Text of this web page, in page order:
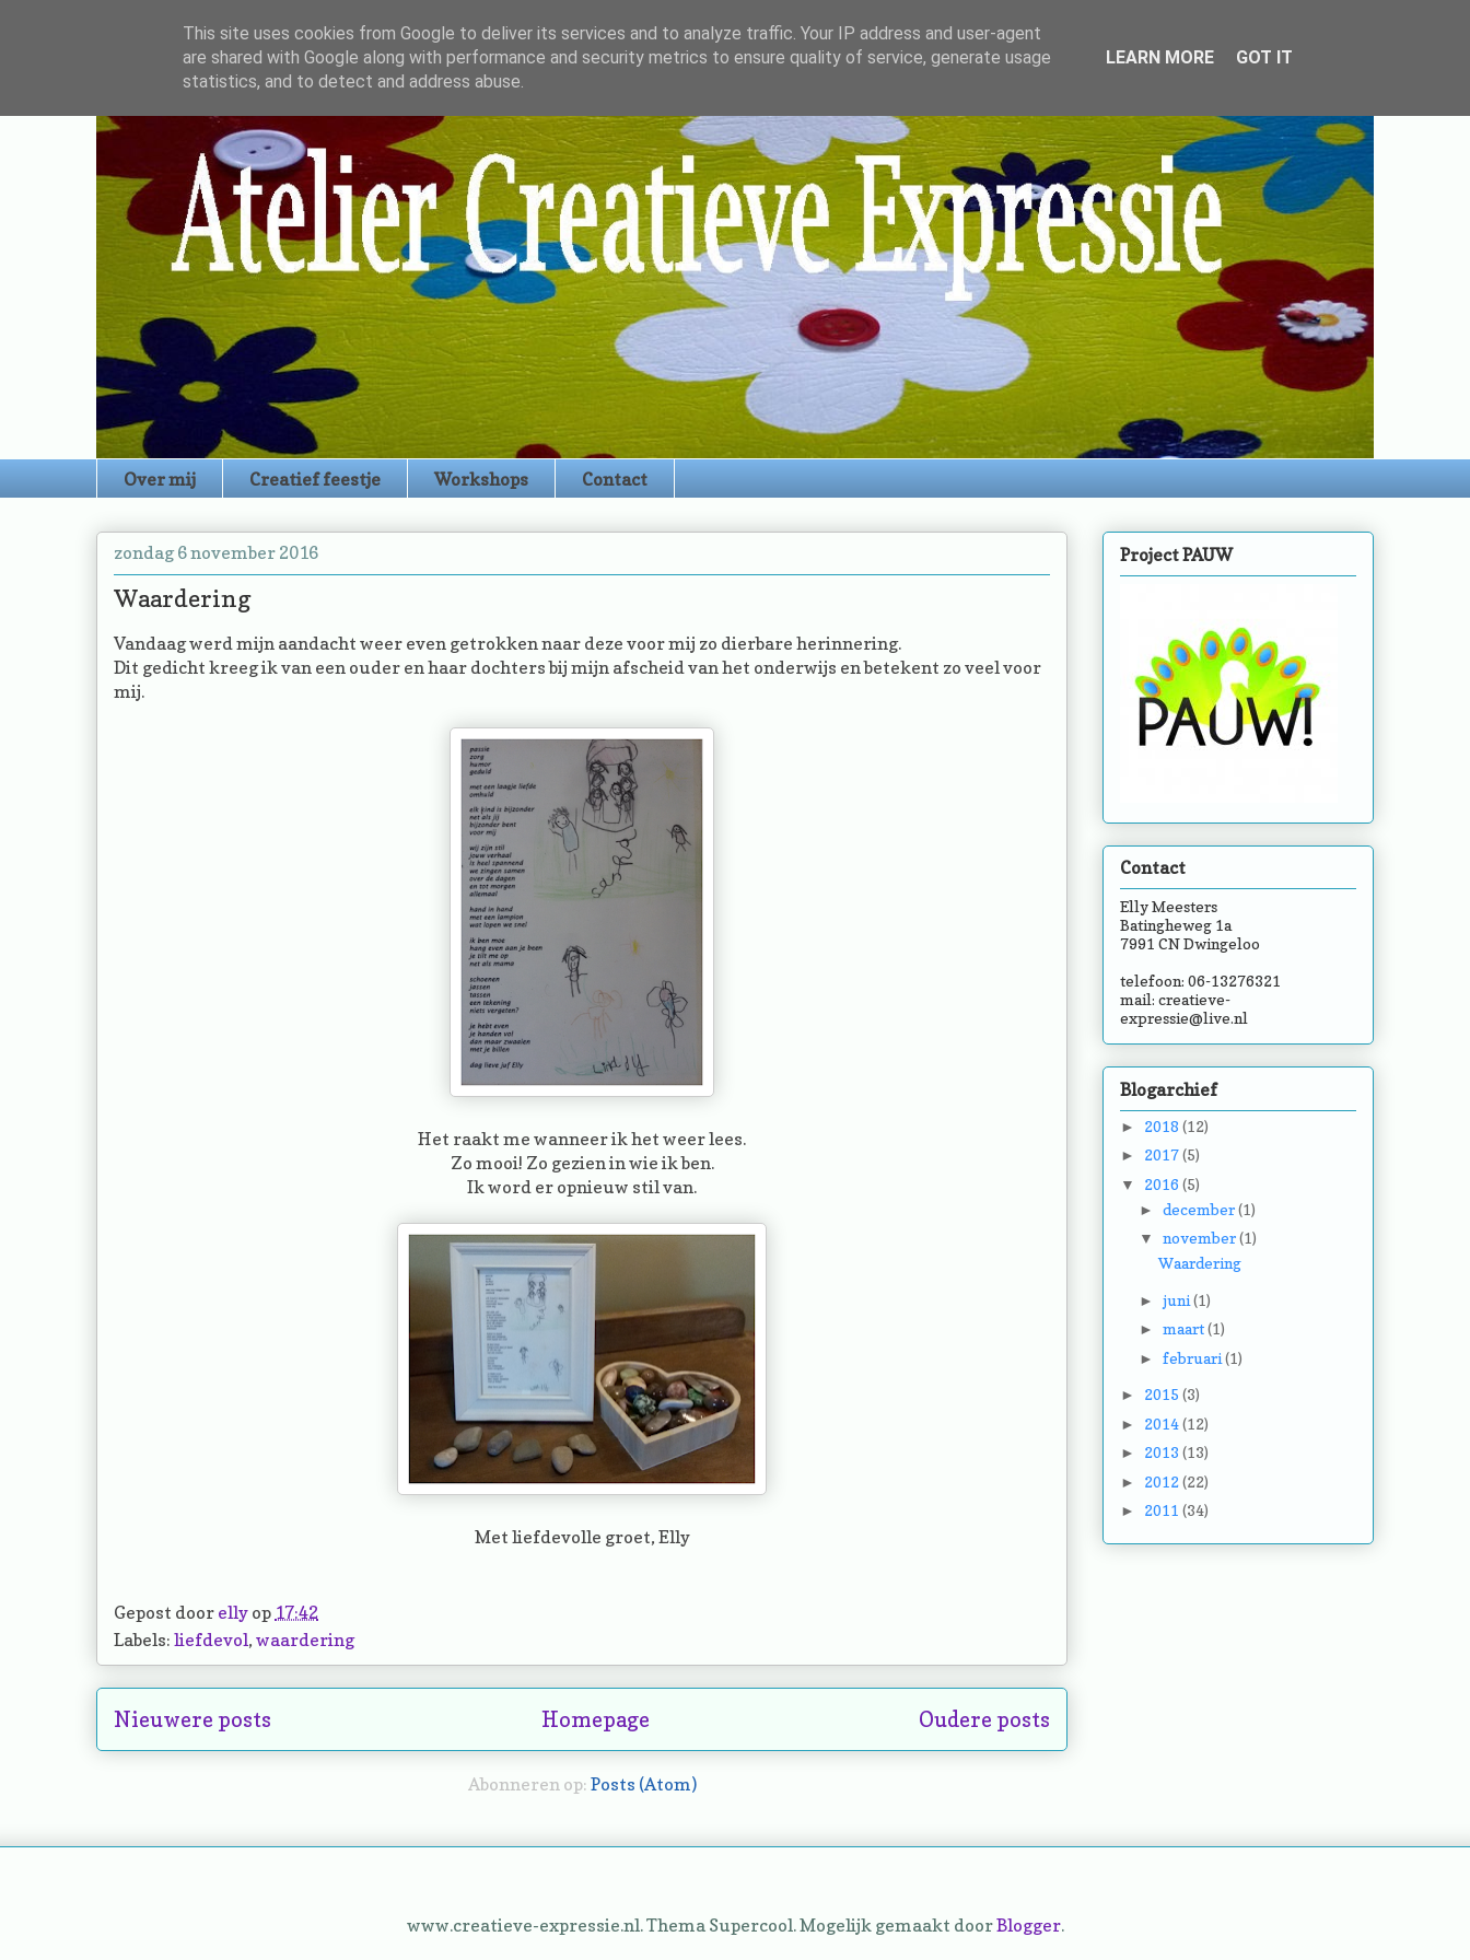
Over mij Creatief feestje Workshops Contact
zondag 6 november 2016
Waardering
Vandaag werd mijn aandacht weer even getrokken naar deze voor mij zo dierbare herinnering.
Dit gedicht kreeg ik van een ouder en haar dochters bij mijn afscheid van het onderwijs en betekent zo veel voor
mij.
Het raakt me wanneer ik het weer lees.
Zo mooi! Zo gezien in wie ik ben.
Ik word er opnieuw stil van.
Met liefdevolle groet, Elly
Gepost door elly op 17:42
Labels: liefdevol, waardering
Nieuwere posts Oudere posts
Homepage
Abonneren op: Posts (Atom)
Project PAUW
Contact
Elly Meesters
Batingheweg 1a
7991 CN Dwingeloo
telefoon: 06-13276321
mail: creatieve-
expressie@live.nl
Blogarchief
► 2018 (12)
► 2017(5)
▼ 2016 (5)
► december(1)
▼ november(1)
Waardering
► juni (1)
► maart(1)
► februari (1)
► 2015 (3)
► 2014(12)
► 2013 (13)
► 2012(22)
► 2011 (34)
www.creatieve-expressie.nl. Thema Supercool. Mogelijk gemaakt doorBlogger.
This site uses cookies from Google to deliver its services and to analyze traffic. Your IP address and user-agent
are shared with Google along with performance and security metrics to ensure quality of service, generate usage
statistics, and to detect and address abuse.
LEARN MORE GOT IT